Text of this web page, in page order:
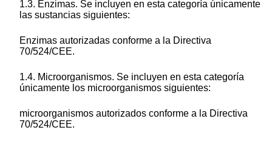
1.3. Enzimas. Se incluyen en esta categoría únicamente
las sustancias siguientes:
Enzimas autorizadas conforme a la Directiva
70/524/CEE.
1.4. Microorganismos. Se incluyen en esta categoría
únicamente los microorganismos siguientes:
microorganismos autorizados conforme a la Directiva
70/524/CEE.